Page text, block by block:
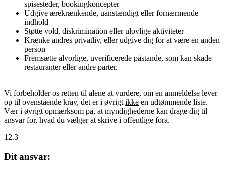
spisesteder, bookingkoncepter
Udgive ærekrænkende, uanstændigt eller fornærmende
indhold
Støtte vold, diskrimination eller ulovlige aktiviteter
Krænke andres privatliv, eller udgive dig for at være en anden
person
Fremsætte alvorlige, uverificerede påstande, som kan skade
restauranter eller andre parter.
Vi forbeholder os retten til alene at vurdere, om en anmeldelse lever
op til ovenstående krav, det er i øvrigt ikke en udtømmende liste.
Vær i øvrigt opmærksom på, at myndighederne kan drage dig til
ansvar for, hvad du vælger at skrive i offentlige fora.
12.3
Dit ansvar: